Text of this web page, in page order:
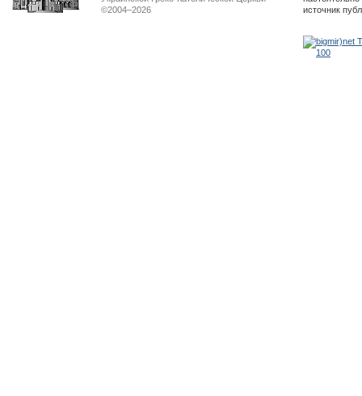
©2004–2026
источник